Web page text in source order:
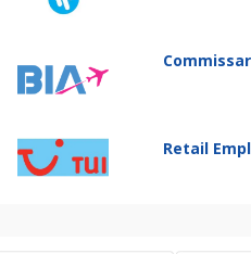
Retail